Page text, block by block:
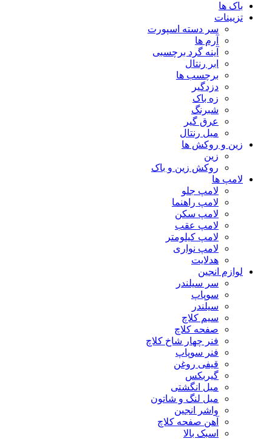
باک ها
تزیینات
سر دسته اسپورت
آرم ها
آینه گرد برچسبی
ابر رنتال
برچسب ها
دزدگیر
زه باک
شبرنگ
عرق گیر
میل رنتال
زین و روکش ها
زین
روکش زین و باک
لامپ ها
لامپ جلو
لامپ راهنما
لامپ سکن
لامپ عقب
لامپ کیلومتر
لامپ نواری
هدلایت
لوازم انجین
سر سیلندر
سوپاپ
سیلندر
سیم کلاچ
صفحه کلاچ
فنر چهار شاخ کلاچ
فنر سوپاپ
قیفی روغن
گیربکس
میل انگشتی
میل لنگ و شاتون
واشر انجین
آهن صفحه کلاچ
اسبک بالا